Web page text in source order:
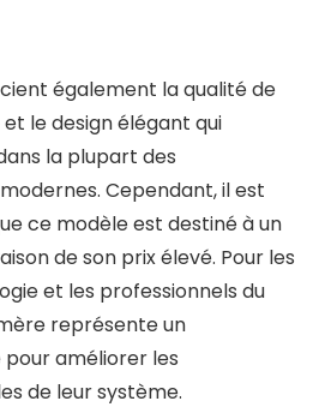
également la qualité de
le design élégant qui
la plupart des
Cependant, il est
ce modèle est destiné à un
de son prix élevé. Pour les
et les professionnels du
représente un
améliorer les
de leur système.